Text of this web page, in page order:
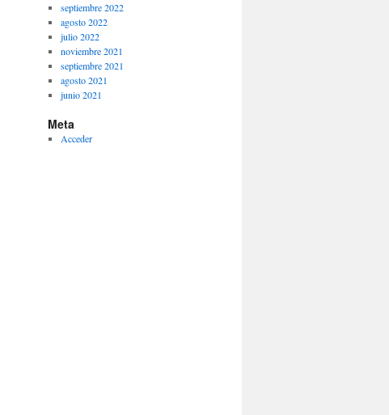
septiembre 2022
agosto 2022
julio 2022
noviembre 2021
septiembre 2021
agosto 2021
junio 2021
Meta
Acceder